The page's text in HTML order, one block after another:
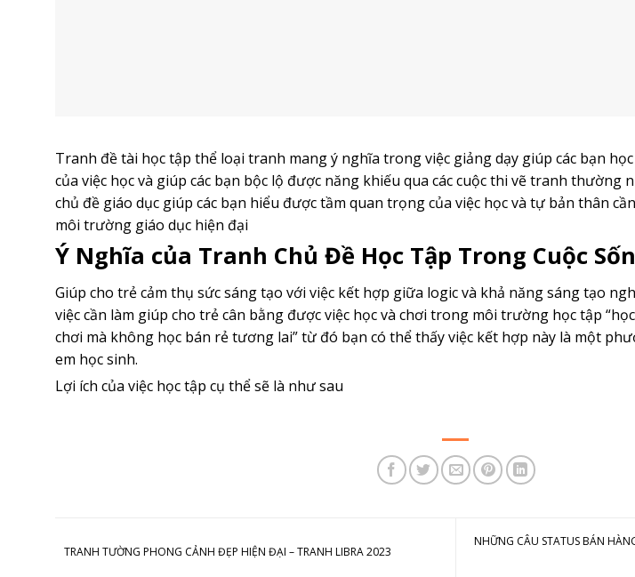
Tranh đề tài học tập thể loại tranh mang ý nghĩa trong việc giảng dạy giúp các bạn
của việc học và giúp các bạn bộc lộ được năng khiếu qua các cuộc thi vẽ tranh
chủ đề giáo dục giúp các bạn hiểu được tầm quan trọng của việc học và tự bản thân
môi trường giáo dục hiện đại
Ý Nghĩa của Tranh Chủ Đề Học Tập Trong Cuộc
Giúp cho trẻ cảm thụ sức sáng tạo với việc kết hợp giữa logic và khả năng sáng tạo
việc cần làm giúp cho trẻ cân bằng được việc học và chơi trong môi trường học tập
chơi mà không học bán rẻ tương lai” từ đó bạn có thể thấy việc kết hợp này là một
em học sinh.
Lợi ích của việc học tập cụ thể sẽ là như sau
TRANH TƯỜNG PHONG CẢNH ĐẸP HIỆN ĐẠI – TRANH LIBRA 2023
NHỮNG CÂU STATUS BÁN